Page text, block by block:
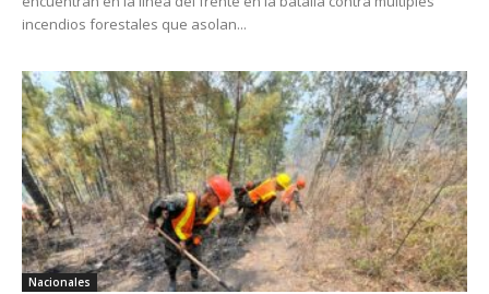
incendios forestales que asolan...
Nacionales